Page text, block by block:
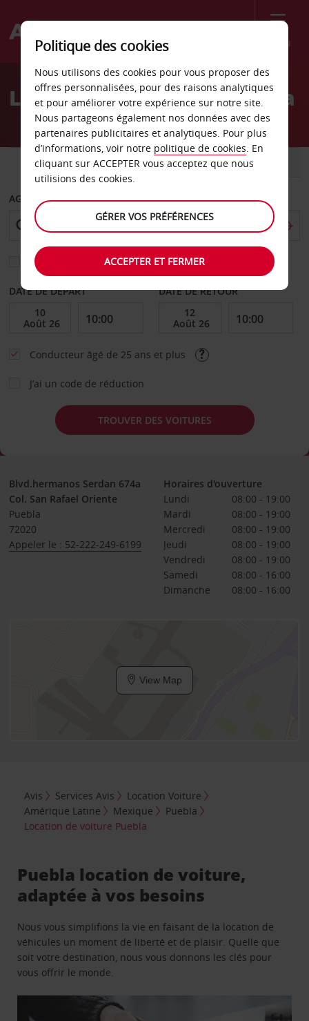
Menu
Welcome
AvisLocation de voiture Puebla
VOITURE UTILITAIRE
AGENCE DE DÉPART
Sélectionnez une autre agence de retour
DATE DE DÉPART DATE DE RETOUR
Conducteur âgé de 25 ans et plus
J’ai un code de réduction
TROUVER DES VOITURES
Blvd.hermanos Serdan 674a
Col. San Rafael Oriente
Puebla
72020
Appeler le : 52-222-249-6199
Horaires d'ouverture
Lundi
08:00 - 19:00
Mardi
08:00 - 19:00
Mercredi
08:00 - 19:00
Jeudi
08:00 - 19:00
Vendredi
08:00 - 19:00
Samedi
08:00 - 16:00
Dimanche
08:00 - 16:00
View Map
Avis Services Avis
Location Voiture
Amérique Latine
Mexique
Puebla
Location de voiture Puebla
Puebla location de voiture,
adaptée à vos besoins
Nous vous simplifions la vie en faisant de la location de
véhicules un moment de liberté et de plaisir. Quelle que
soit votre destination, nous vous donnons les clés pour
vous offrir le monde.
Politique des cookies
Nous utilisons des cookies pour vous proposer des
offres personnalisées, pour des raisons analytiques
et pour améliorer votre expérience sur notre site.
Nous partageons également nos données avec des
partenaires publicitaires et analytiques. Pour plus
d’informations, voir notre politique de cookies. En
cliquant sur ACCEPTER vous acceptez que nous
utilisions des cookies.
GÉRER VOS PRÉFÉRENCES
ACCEPTER ET FERMER